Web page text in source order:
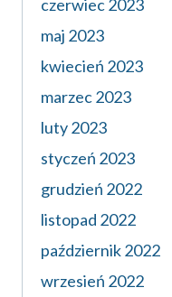
czerwiec 2023
maj 2023
kwiecień 2023
marzec 2023
luty 2023
styczeń 2023
grudzień 2022
listopad 2022
październik 2022
wrzesień 2022